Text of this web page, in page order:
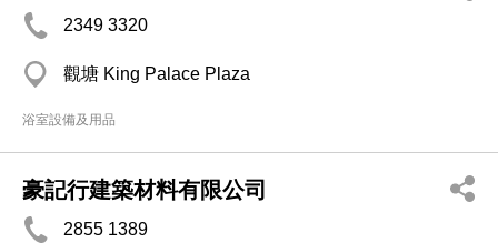
2349 3320
觀塘 King Palace Plaza
浴室設備及用品
豪記行建築材料有限公司
2855 1389